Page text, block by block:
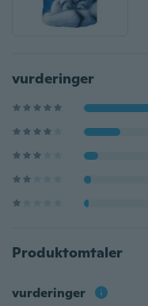
vurderinger
Produktomtaler
vurderinger